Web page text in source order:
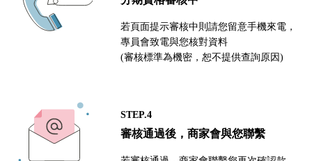
若頁面提示審核中則請您留意手機來電，
專員會致電與您核對資料
(審核標準為機密，恕不提供查詢原因)
STEP.4
審核通過後，商家會與您聯繫